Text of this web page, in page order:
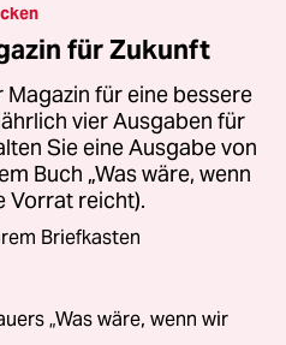
für Zukunft
Magazin für eine bessere
vier Ausgaben für
Sie eine Ausgabe von
Buch „Was wäre, wenn
Vorrat reicht).
Briefkasten
„Was wäre, wenn wir